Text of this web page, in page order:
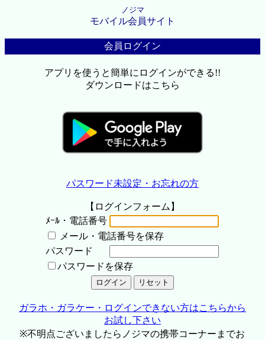
ノジマ
モバイル会員サイト
会員ログイン
アプリを使うと簡単にログインができる!!
ダウンロードはこちら
パスワード未設定・お忘れの方
【ログインフォーム】
ﾒｰﾙ・電話番号
メール・電話番号を保存
パスワード
パスワードを保存
ガラホ・ガラケー・ログインできない方はこちらから
お試し下さい
※不明点ございましたらノジマの携帯コーナーまでお